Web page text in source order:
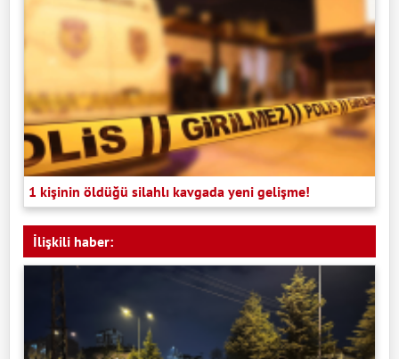
1 kişinin öldüğü silahlı kavgada yeni gelişme!
İlişkili haber: